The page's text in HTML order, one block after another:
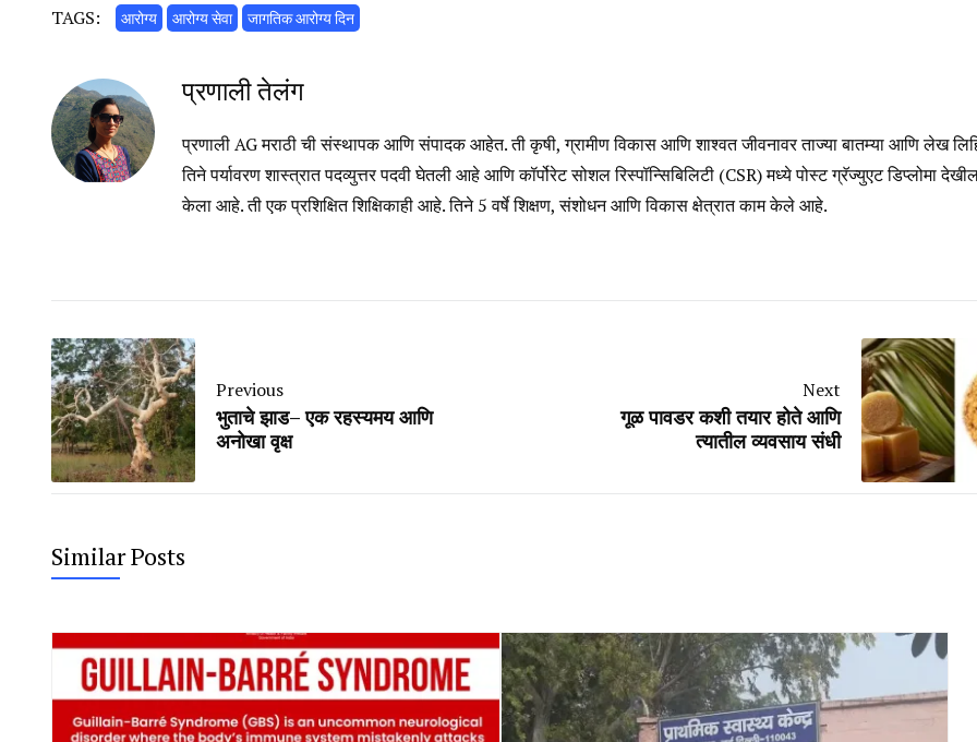
TAGS: आरोग्य आरोग्य सेवा जागतिक आरोग्य दिन
प्रणाली तेलंग
प्रणाली AG मराठी ची संस्थापक आणि संपादक आहेत. ती कृषी, ग्रामीण विकास आणि शाश्वत जीवनावर ताज्या बातम्या आणि लेख
तिने पर्यावरण शास्त्रात पदव्युत्तर पदवी घेतली आहे आणि कॉर्पोरेट सोशल रिस्पॉन्सिबिलिटी (CSR) मध्ये पोस्ट ग्रॅज्युएट डिप्लोमा
केला आहे. ती एक प्रशिक्षित शिक्षिकाही आहे. तिने 5 वर्षे शिक्षण, संशोधन आणि विकास क्षेत्रात काम केले आहे.
Previous
भुताचे झाड– एक रहस्यमय आणि
अनोखा वृक्ष
Next
गूळ पावडर कशी तयार होते आणि
त्यातील व्यवसाय संधी
Similar Posts